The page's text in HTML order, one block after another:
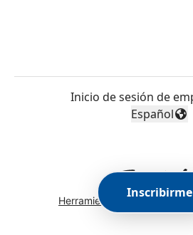
Inscribirme
Inicio de sesión de
Cambiar
Español
Herramientas de seguimiento